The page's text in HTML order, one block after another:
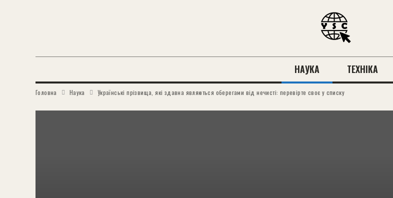
НАУКА ТЕХНІКА
Головна Наука Українські прізвища, які здавна являються оберегами від нечисті: перевірте своє у списку